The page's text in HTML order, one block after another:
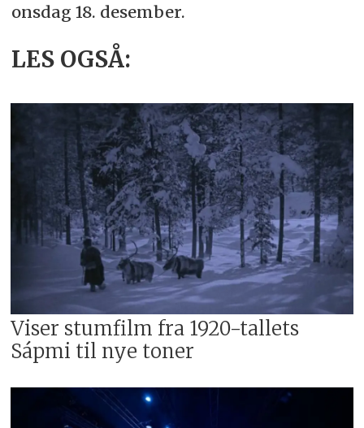
onsdag 18. desember.
LES OGSÅ:
Viser stumfilm fra 1920-tallets
Sápmi til nye toner